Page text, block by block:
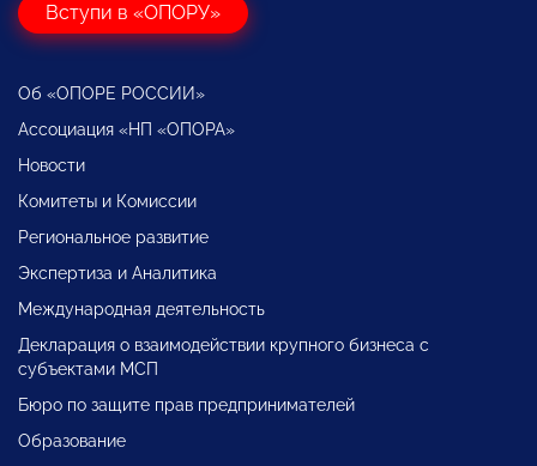
Вступи в «ОПОРУ»
Об «ОПОРЕ РОССИИ»
Ассоциация «НП «ОПОРА»
Новости
Комитеты и Комиссии
Региональное развитие
Экспертиза и Аналитика
Международная деятельность
Декларация о взаимодействии крупного бизнеса с
субъектами МСП
Бюро по защите прав предпринимателей
Образование